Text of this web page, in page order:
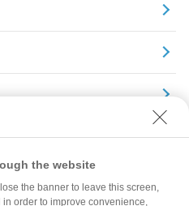
the website
the banner to leave this screen,
order to improve convenience,